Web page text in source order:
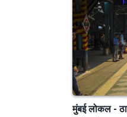
मुंबई लोकल -